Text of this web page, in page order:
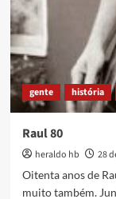
gente história
Raul 80
heraldo hb 28
Oitenta anos de
muito também.